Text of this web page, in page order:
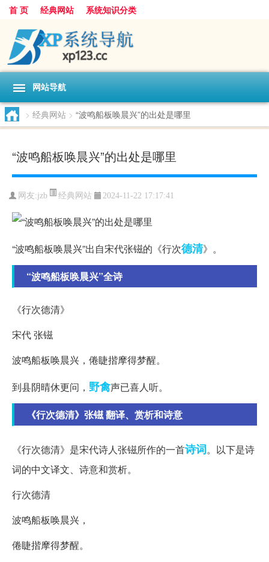
首 页 经典网站 系统知识分类
网站导航
> 经典网站 > “波鸣船板唤晨兴”的出处是哪里
“波鸣船板唤晨兴”的出处是哪里
网友:jzb 经典网站 2024-11-22 17:17:41
“波鸣船板唤晨兴”出自宋代张镃的《行次德清》。
“波鸣船板唤晨兴”全诗
《行次德清》
宋代 张镃
波鸣船板唤晨兴，倦睫揩摩得梦醒。
到县阴晴休更问， 野禽声已喜人听。
《行次德清》张镃 翻译、赏析和诗意
《行次德清》是宋代诗人张镃所作的一首诗词。以下是诗
词的中文译文、诗意和赏析。
行次德清
波鸣船板唤晨兴，
倦睫揩摩得梦醒。